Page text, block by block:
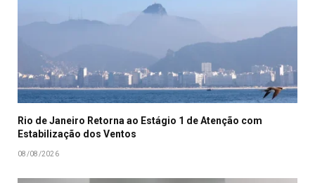
Rio de Janeiro Retorna ao Estágio 1 de Atenção com
Estabilização dos Ventos
08/08/2026